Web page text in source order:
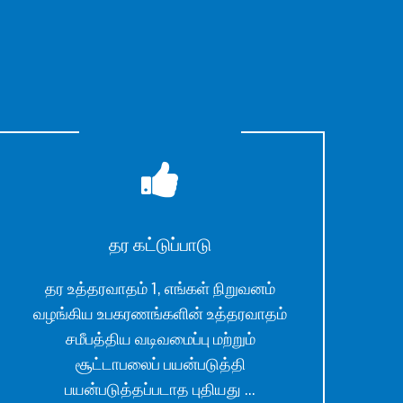
தர கட்டுப்பாடு
தர உத்தரவாதம் 1, எங்கள் நிறுவனம்
வழங்கிய உபகரணங்களின் உத்தரவாதம்
சமீபத்திய வடிவமைப்பு மற்றும்
சூட்டாபலைப் பயன்படுத்தி
பயன்படுத்தப்படாத புதியது ...